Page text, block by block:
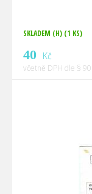
SKLADEM (H) (1 KS)
40 Kč
včetně DPH dle § 90